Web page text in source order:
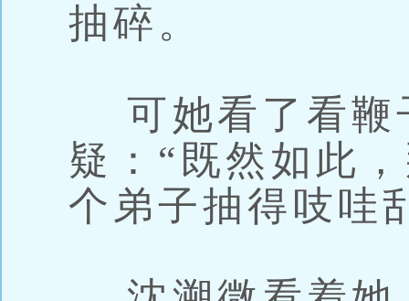
抽碎。
可她看了看鞭
疑：“既然如此
个弟子抽得吱哇